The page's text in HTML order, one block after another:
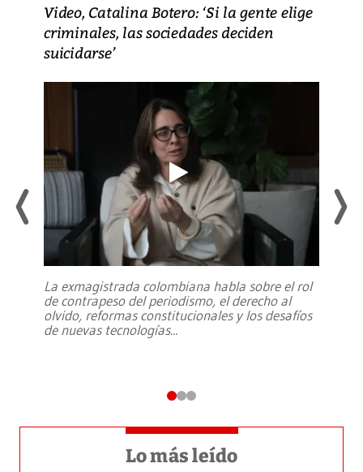
Video, Catalina Botero: ‘Si la gente elige
criminales, las sociedades deciden
suicidarse’
La exmagistrada colombiana habla sobre el rol
de contrapeso del periodismo, el derecho al
olvido, reformas constitucionales y los desafíos
de nuevas tecnologías...
Lo más leído